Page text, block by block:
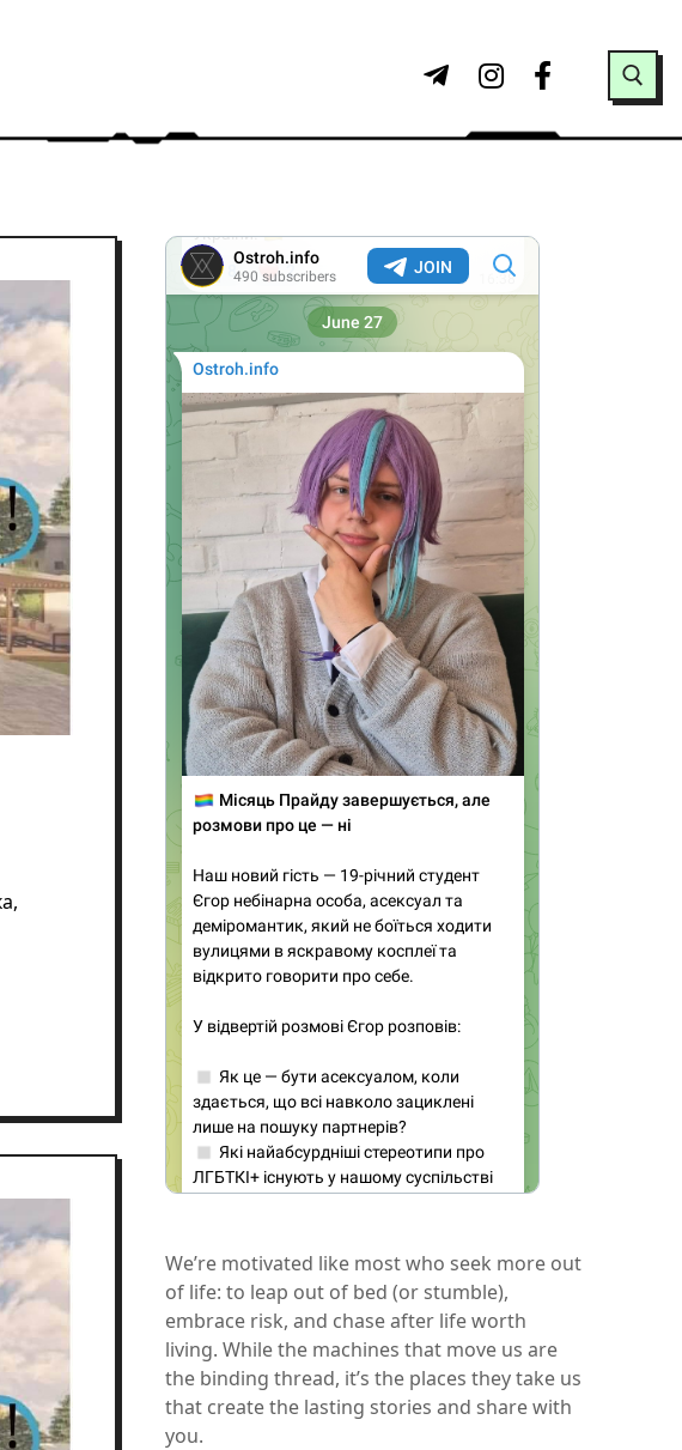
We’re motivated like most who seek more out
of life: to leap out of bed (or stumble),
embrace risk, and chase after life worth
living. While the machines that move us are
the binding thread, it’s the places they take us
that create the lasting stories and share with
you.